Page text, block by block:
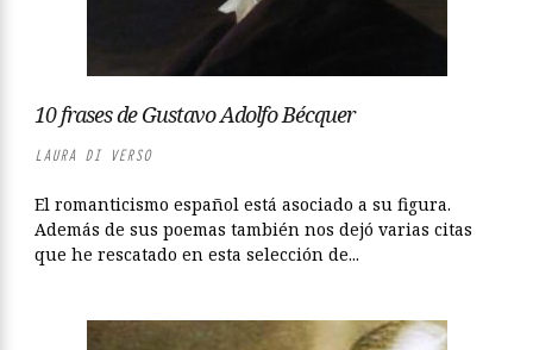
10 frases de Gustavo Adolfo Bécquer
LAURA DI VERSO
El romanticismo español está asociado a su figura.
Además de sus poemas también nos dejó varias citas
que he rescatado en esta selección de...